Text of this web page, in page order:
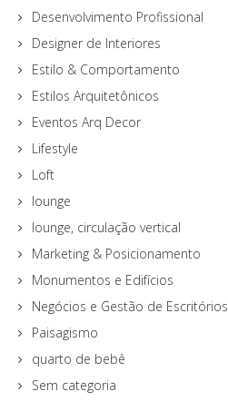
Desenvolvimento Profissional
Designer de Interiores
Estilo & Comportamento
Estilos Arquitetônicos
Eventos Arq Decor
Lifestyle
Loft
lounge
lounge, circulação vertical
Marketing & Posicionamento
Monumentos e Edifícios
Negócios e Gestão de Escritórios
Paisagismo
quarto de bebê
Sem categoria